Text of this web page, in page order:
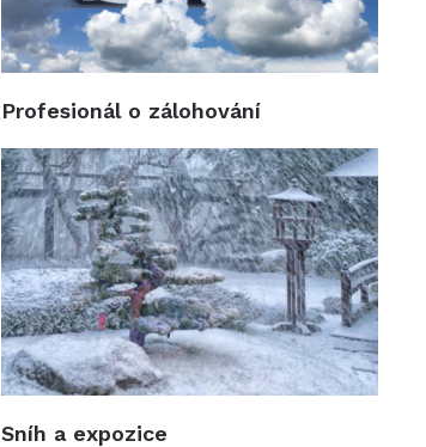
Profesionál o zálohování
Sníh a expozice